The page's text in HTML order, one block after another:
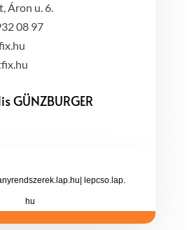
Áron u. 6.
08 97
GÜNZBURGER
lepcso.lap.
hu